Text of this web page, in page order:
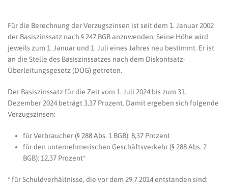
Für die Berechnung der Verzugszinsen ist seit dem 1. Januar 2002
der Basiszinssatz nach § 247 BGB anzuwenden. Seine Höhe wird
jeweils zum 1. Januar und 1. Juli eines Jahres neu bestimmt. Er ist
an die Stelle des Basiszinssatzes nach dem Diskontsatz-
Überleitungsgesetz (DÜG) getreten.
Der Basiszinssatz für die Zeit vom 1. Juli 2024 bis zum 31.
Dezember 2024 beträgt 3,37 Prozent. Damit ergeben sich folgende
Verzugszinsen:
für Verbraucher (§ 288 Abs. 1 BGB): 8,37 Prozent
für den unternehmerischen Geschäftsverkehr (§ 288 Abs. 2
BGB): 12,37 Prozent*
* für Schuldverhältnisse, die vor dem 29.7.2014 entstanden sind: